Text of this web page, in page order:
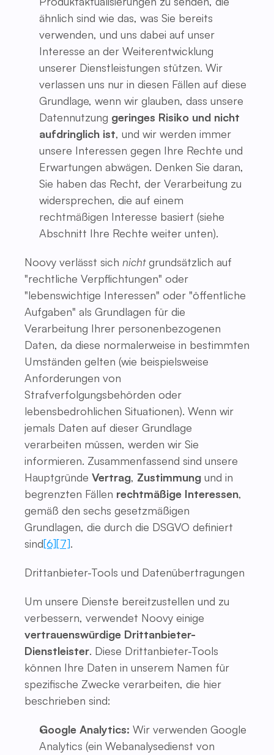
ähnlich sind wie das, was Sie bereits
verwenden, und uns dabei auf unser
Interesse an der Weiterentwicklung
unserer Dienstleistungen stützen. Wir
verlassen uns nur in diesen Fällen auf diese
Grundlage, wenn wir glauben, dass unsere
Datennutzung geringes Risiko und nicht
aufdringlich ist, und wir werden immer
unsere Interessen gegen Ihre Rechte und
Erwartungen abwägen. Denken Sie daran,
Sie haben das Recht, der Verarbeitung zu
widersprechen, die auf einem
rechtmäßigen Interesse basiert (siehe
Abschnitt Ihre Rechte weiter unten).
Noovy verlässt sich nichtgrundsätzlich auf
"rechtliche Verpflichtungen" oder
"lebenswichtige Interessen" oder "öffentliche
Aufgaben" als Grundlagen für die
Verarbeitung Ihrer personenbezogenen
Daten, da diese normalerweise in bestimmten
Umständen gelten (wie beispielsweise
Anforderungen von
Strafverfolgungsbehörden oder
lebensbedrohlichen Situationen). Wenn wir
jemals Daten auf dieser Grundlage
verarbeiten müssen, werden wir Sie
informieren. Zusammenfassend sind unsere
Hauptgründe Vertrag, Zustimmung und in
begrenzten Fällen rechtmäßige Interessen,
gemäß den sechs gesetzmäßigen
Grundlagen, die durch die DSGVO definiert
sind[6][7].
Drittanbieter-Tools und Datenübertragungen
Um unsere Dienste bereitzustellen und zu
verbessern, verwendet Noovy einige
vertrauenswürdige Drittanbieter-
Dienstleister. Diese Drittanbieter-Tools
können Ihre Daten in unserem Namen für
spezifische Zwecke verarbeiten, die hier
beschrieben sind:
Google Analytics: Wir verwenden Google
Analytics (ein Webanalysedienst von